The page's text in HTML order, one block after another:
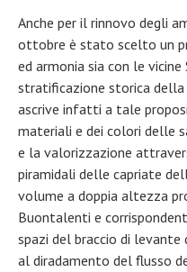
Anche per il rinnovo degli
ottobre è stato scelto un
ed armonia sia con le
stratificazione storica
ascrive infatti a tale
materiali e dei colori delle
e la valorizzazione
piramidali delle capriate
volume a doppia altezza
Buontalenti e
spazi del braccio di
al diradamento del flusso